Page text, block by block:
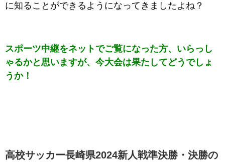
に知ることができるようになってきましたよね？
スポーツ中継をネットでご覧になった方、いらっし
ゃるかと思いますが、今大会は果たしてどうでしょ
うか！
高校サッカー長崎県2024新人戦準決勝・決勝の